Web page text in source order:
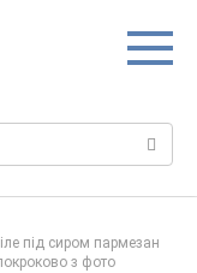
під сиром пармезан
з фото